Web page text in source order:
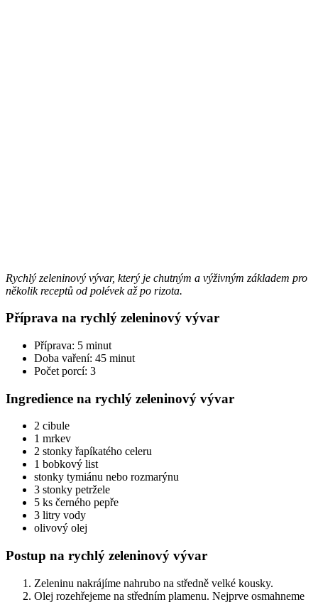
Rychlý zeleninový vývar, který je chutným a výživným základem pro
několik receptů od polévek až po rizota.
Příprava na rychlý zeleninový vývar
Příprava: 5 minut
Doba vaření: 45 minut
Počet porcí: 3
Ingredience na rychlý zeleninový vývar
2 cibule
1 mrkev
2 stonky řapíkatého celeru
1 bobkový list
stonky tymiánu nebo rozmarýnu
3 stonky petržele
5 ks černého pepře
3 litry vody
olivový olej
Postup na rychlý zeleninový vývar
Zeleninu nakrájíme nahrubo na středně velké kousky.
Olej rozehřejeme na středním plamenu. Nejprve osmahneme